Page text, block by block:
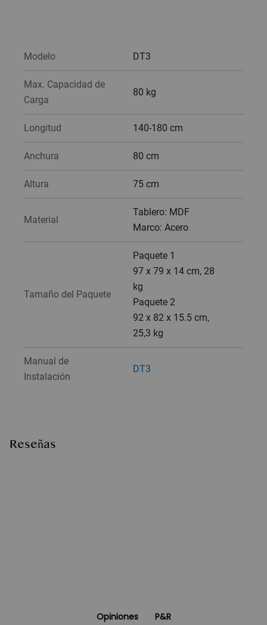
Modelo DT3
Max. Capacidad de
Carga
80 kg
Longitud 140-180 cm
Anchura 80 cm
Altura 75 cm
Material
Tablero: MDF
Marco: Acero
Tamaño del Paquete
Paquete 1
97 x 79 x 14 cm, 28
kg
Paquete 2
92 x 82 x 15.5 cm,
25,3 kg
Manual de
Instalación
DT3
Reseñas
Opiniones P&R